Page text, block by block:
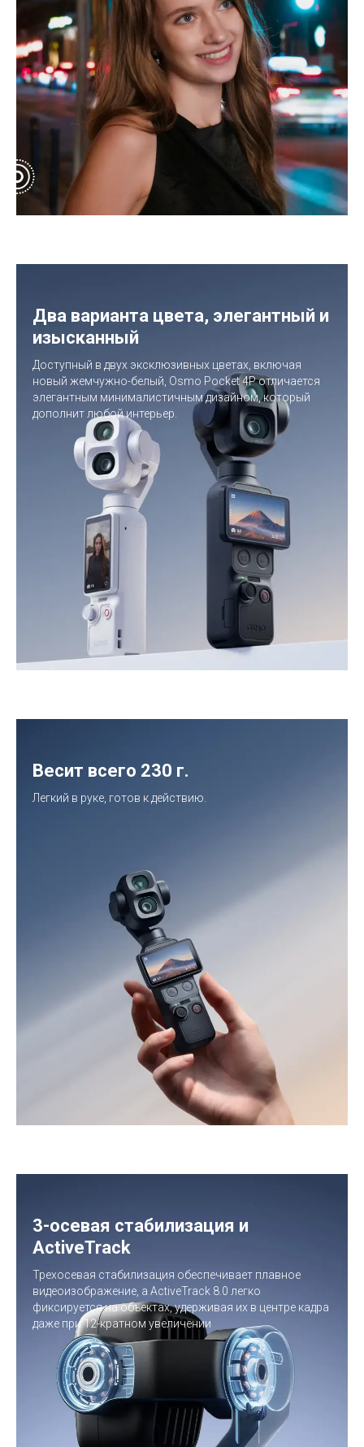
Два варианта цвета, элегантный и
изысканный
Доступный в двух эксклюзивных цветах, включая
новый жемчужно-белый, Osmo Pocket 4P отличается
элегантным минималистичным дизайном, который
дополнит любой интерьер.
Весит всего 230 г.
Легкий в руке, готов к действию.
3-осевая стабилизация и
ActiveTrack
Трехосевая стабилизация обеспечивает плавное
видеоизображение, а ActiveTrack 8.0 легко
фиксируется на объектах, удерживая их в центре кадра
даже при 12-кратном увеличении